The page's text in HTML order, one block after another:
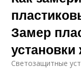
Замер
Светозащитные